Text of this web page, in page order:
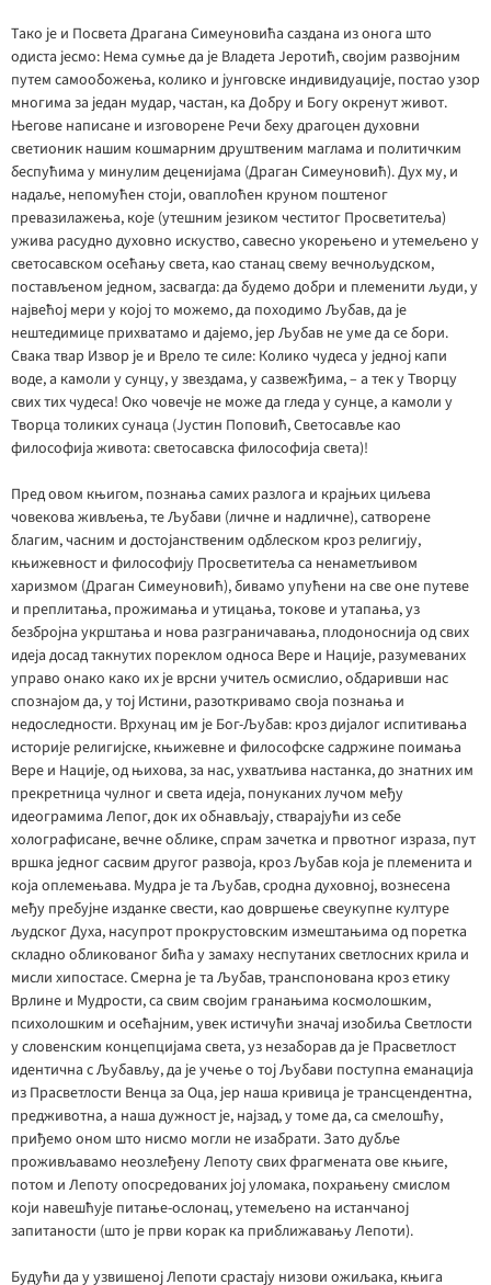
Тако је и Посвета Драгана Симеуновића саздана из онога што
одиста јесмо: Нема сумње да је Владета Јеротић, својим развојним
путем самообожења, колико и јунговске индивидуације, постао узор
многима за један мудар, частан, ка Добру и Богу окренут живот.
Његове написане и изговорене Речи беху драгоцен духовни
светионик нашим кошмарним друштвеним маглама и политичким
беспућима у минулим деценијама (Драган Симеуновић). Дух му, и
надаље, непомућен стоји, оваплоћен круном поштеног
превазилажења, које (утешним језиком честитог Просветитеља)
ужива расудно духовно искуство, савесно укорењено и утемељено у
светосавском осећању света, као станац свему вечнољудском,
постављеном једном, засвагда: да будемо добри и племенити људи, у
највећој мери у којој то можемо, да походимо Љубав, да је
нештедимице прихватамо и дајемо, јер Љубав не уме да се бори.
Свака твар Извор је и Врело те силе: Колико чудеса у једној капи
воде, а камоли у сунцу, у звездама, у сазвежђима, – а тек у Творцу
свих тих чудеса! Око човечје не може да гледа у сунце, а камоли у
Творца толиких сунаца (Јустин Поповић, Светосавље као
философија живота: светосавска философија света)!
Пред овом књигом, познања самих разлога и крајњих циљева
човекова живљења, те Љубави (личне и надличне), сатворене
благим, часним и достојанственим одблеском кроз религију,
књижевност и философију Просветитеља са ненаметљивом
харизмом (Драган Симеуновић), бивамо упућени на све оне путеве
и преплитања, прожимања и утицања, токове и утапања, уз
безбројна укрштања и нова разграничавања, плодоноснија од свих
идеја досад такнутих пореклом односа Вере и Нације, разумеваних
управо онако како их је врсни учитељ осмислио, обдаривши нас
спознајом да, у тој Истини, разоткривамо своја познања и
недоследности. Врхунац им је Бог-Љубав: кроз дијалог испитивања
историје религијске, књижевне и философске садржине поимања
Вере и Нације, од њихова, за нас, ухватљива настанка, до знатних им
прекретница чулног и света идеја, понуканих лучом међу
идеограмима Лепог, док их обнављају, стварајући из себе
холографисане, вечне облике, спрам зачетка и првотног израза, пут
вршка једног сасвим другог развоја, кроз Љубав која је племенита и
која оплемењава. Мудра је та Љубав, сродна духовној, вознесена
међу пребујне изданке свести, као довршење свеукупне културе
људског Духа, насупрот прокрустовским измештањима од поретка
складно обликованог бића у замаху неспутаних светлосних крила и
мисли хипостасе. Смерна је та Љубав, транспонована кроз етику
Врлине и Мудрости, са свим својим гранањима космолошким,
психолошким и осећајним, увек истичући значај изобиља Светлости
у словенским концепцијама света, уз незаборав да је Прасветлост
идентична с Љубављу, да је учење о тој Љубави поступна еманација
из Прасветлости Венца за Оца, јер наша кривица је трансцендентна,
предживотна, а наша дужност је, најзад, у томе да, са смелошћу,
приђемо оном што нисмо могли не изабрати. Зато дубље
проживљавамо неозлеђену Лепоту свих фрагмената ове књиге,
потом и Лепоту опосредованих јој уломака, похрањену смислом
који навешћује питање-ослонац, утемељено на истанчаној
запитаности (што је први корак ка приближавању Лепоти).
Будући да у узвишеној Лепоти срастају низови ожиљака, књига